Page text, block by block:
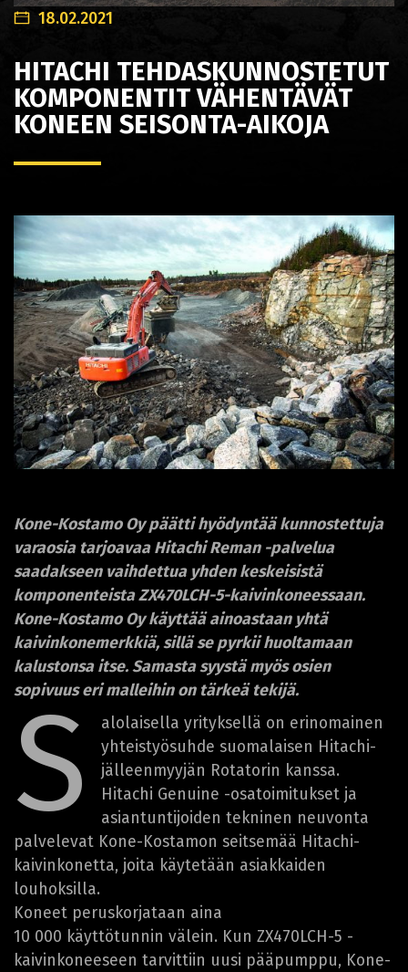
18.02.2021
HITACHI TEHDASKUNNOSTETUT
KOMPONENTIT VÄHENTÄVÄT
KONEEN SEISONTA-AIKOJA
Kone-Kostamo Oy päätti hyödyntää kunnostettuja
varaosia tarjoavaa Hitachi Reman -palvelua
saadakseen vaihdettua yhden keskeisistä
komponenteista ZX470LCH-5-kaivinkoneessaan.
Kone-Kostamo Oy käyttää ainoastaan yhtä
kaivinkonemerkkiä, sillä se pyrkii huoltamaan
kalustonsa itse. Samasta syystä myös osien
sopivuus eri malleihin on tärkeä tekijä.
S
alolaisella yrityksellä on erinomainen
yhteistyösuhde suomalaisen Hitachi-
jälleenmyyjän Rotatorin kanssa.
Hitachi Genuine -osatoimitukset ja
asiantuntijoiden tekninen neuvonta
palvelevat Kone-Kostamon seitsemää Hitachi-
kaivinkonetta, joita käytetään asiakkaiden
louhoksilla.
Koneet peruskorjataan aina ­
10 000 käyttötunnin välein. Kun ­ZX470LCH-5 -
kaivinkoneeseen tarvittiin uusi pääpumppu, Kone-